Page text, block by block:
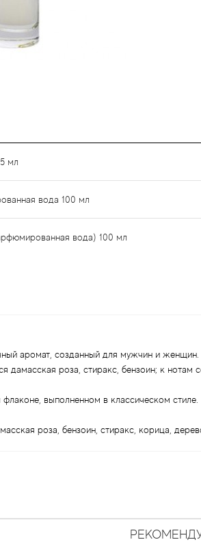
мл
вода 100 мл
вода) 100 мл
аромат, созданный для мужчин и
дамасская роза, стиракс, бензоин; к
выполненном в классическом
роза, бензоин, стиракс, корица,